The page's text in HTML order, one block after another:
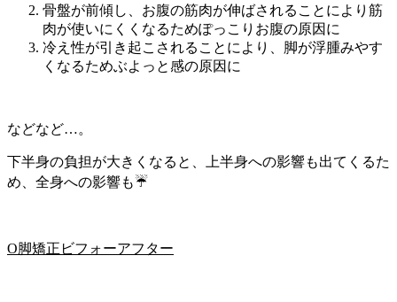
骨盤が前傾し、お腹の筋肉が伸ばされることにより筋
肉が使いにくくなるためぽっこりお腹の原因に
冷え性が引き起こされることにより、脚が浮腫みやす
くなるためぶよっと感の原因に
などなど…。
下半身の負担が大きくなると、上半身への影響も出てくるた
め、全身への影響も☔️
O脚矯正ビフォーアフター